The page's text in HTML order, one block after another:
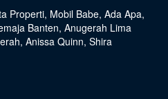
Properti, Mobil Babe, Ada Apa,
Banten, Anugerah Lima
, Anissa Quinn, Shira